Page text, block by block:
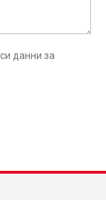
данни за